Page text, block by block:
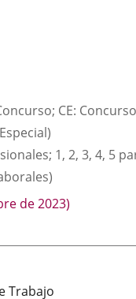
CE:
1, 2, 3, 4, 5
de 2023)
Trabajo